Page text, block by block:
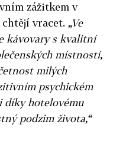
zážitkem v
vracet. „Ve
kávovary s kvalitní
místností,
milých
psychickém
díky hotelovému
podzim života,“